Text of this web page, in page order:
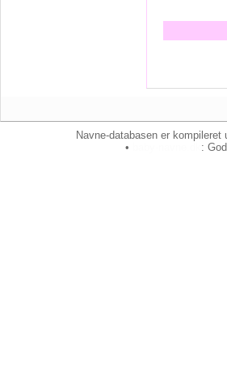
Navne-databasen er kompileret
•
: